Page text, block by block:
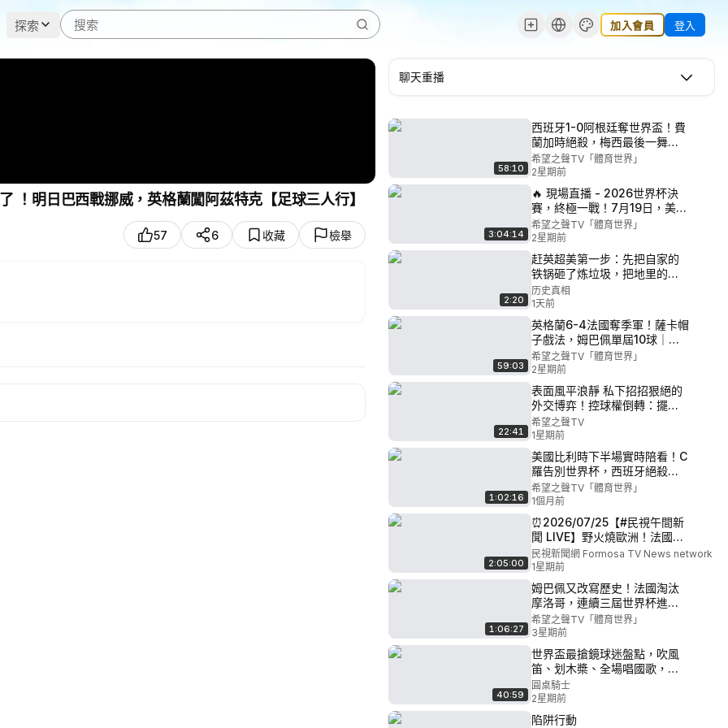
探索 加入會員 登入
法國險勝晉級， 摩洛哥3-0加拿大，八強法摩大戰來了 ！明日巴西戰挪威，英格蘭闖阿茲特克【足球三人行】
57 6 收藏 檢舉
0晉級八強。
距離歷史榜首只差一步。但今晚的問題是：法國如果面對摩洛哥，
聊天重播
58:10
西班牙1-0阿根廷奪世界盃！費
蘭加時絕殺，梅西最後一舞｜
世界盃決賽大結局 【足球三人
行】
希望之聲TV「體育世界」
2星期前
3:04:14
🔥 現場直播 - 2026世界杯決
賽，終極一戰！7月19日，美東
時間下午3:00 【足球三人行】
希望之聲TV「體育世界」
2星期前
2:20
赶英超美第一步：先把自家的
铁锅砸了炼垃圾，把地里的粮
食吹到天上去！ 只要思想不滑
坡，亩产万斤靠吹牛：毛式“空
想社会主义”如何把人间炼成地
狱？ 再顺便把千万人饿垮？ 从
“跑步进入共产主义”到“跑步进
入火葬场”：大跃进的荒诞炼金
术# 历史的角落
历史真相
1天前
59:03
英格蘭6-4法國奪季軍！薩卡帽
子戲法，姆巴佩單屆10球｜世
界杯決賽梅西VS亞馬爾前瞻
【足球三人行】
希望之聲TV「體育世界」
2星期前
22:41
表面風平浪靜 私下招招狠絕的
外交博弈！控球權倒轉：擺在
面前的無解兩難！【新聞大事
件】
希望之聲TV
1星期前
1:02:16
美國比利時下半場實時陪看！C
羅告別世界杯，西班牙絕殺葡
萄牙晉級八強 【足球三人行】
希望之聲TV「體育世界」
1個月前
2:05:00
⏰2026/07/25【#民視午間新
聞 LIVE】野火燒歐洲！法國急
撤11萬人 西班牙進緊急狀態／
南港警攔查毒駕拒測 男拖快2
小時才反悔想驗／紅霞遠離！
氣象署解除海警 各地仍須注
意外圍環流影響
民視新聞網 Formosa TV News network
1星期前
1:06:27
姆巴佩又改寫歷史！法國淘汰
摩洛哥，連續三屆世界杯進四
強【足球三人行】
希望之聲TV「體育世界」
3星期前
40:59
世界盃最搶鏡球迷盤點，吹風
笛、划木槳、全場唱國歌，不
止踢球更是文化比拼！【 #圓
桌騎士 】
圓桌騎士
2星期前
陷阱行動